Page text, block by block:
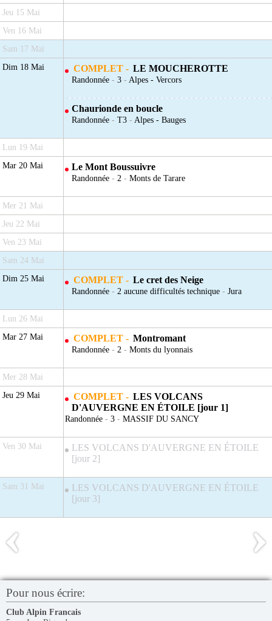
Jeu 15 Mai
Ven 16 Mai
Sam 17 Mai
Dim 18 Mai
COMPLET - LE MOUCHEROTTE
Randonnée - 3 - Alpes - Vercors
Chaurionde en boucle
Randonnée - T3 - Alpes - Bauges
Lun 19 Mai
Mar 20 Mai
Le Mont Boussuivre
Randonnée - 2 - Monts de Tarare
Mer 21 Mai
Jeu 22 Mai
Ven 23 Mai
Sam 24 Mai
Dim 25 Mai
COMPLET - Le cret des Neige
Randonnée - 2 aucune difficultés technique - Jura
Lun 26 Mai
Mar 27 Mai
COMPLET - Montromant
Randonnée - 2 - Monts du lyonnais
Mer 28 Mai
Jeu 29 Mai
COMPLET - LES VOLCANS
D'AUVERGNE EN ÉTOILE [jour 1]
Randonnée - 3 - MASSIF DU SANCY
Ven 30 Mai
LES VOLCANS D'AUVERGNE EN ÉTOILE
[jour 2]
Sam 31 Mai
LES VOLCANS D'AUVERGNE EN ÉTOILE
[jour 3]
Pour nous écrire:
Club Alpin Francais